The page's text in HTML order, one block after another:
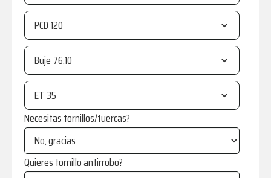
PCD
Buje
ET
Necesitas tornillos/tuercas?
Quieres tornillo antirrobo?